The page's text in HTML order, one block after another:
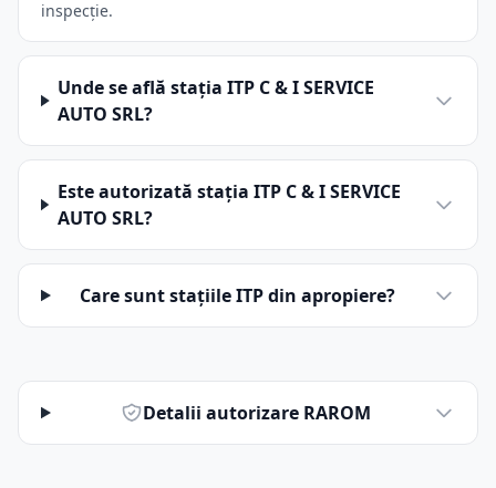
inspecție.
Unde se află stația ITP C & I SERVICE
AUTO SRL?
Este autorizată stația ITP C & I SERVICE
AUTO SRL?
Care sunt stațiile ITP din apropiere?
Detalii autorizare RAROM